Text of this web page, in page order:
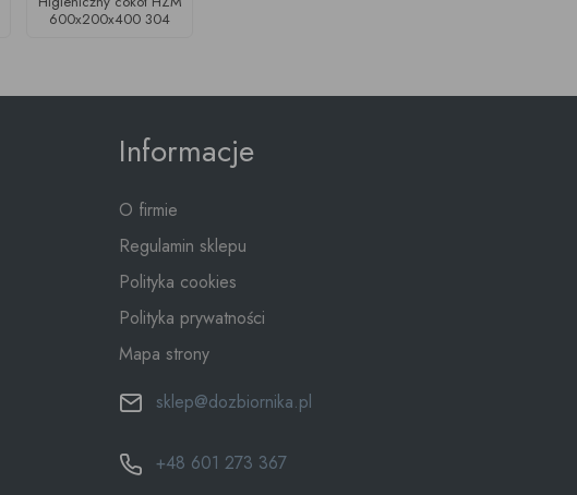
600x200x400 304
Informacje
O firmie
Regulamin sklepu
Polityka cookies
Polityka prywatności
Mapa strony
sklep@dozbiornika.pl
+48 601 273 367